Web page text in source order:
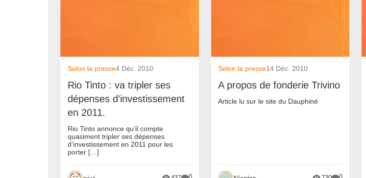
Selon la presse4 Déc. 2010
Rio Tinto : va tripler ses
dépenses d’investissement
en 2011.
Rio Tinto annonce qu’il compte
quasiment tripler ses dépenses
d’investissement en 2011 pour les
porter […]
Selon la presse14 Déc. 2010
A propos de fonderie Trivino
Article lu sur le site du Dauphiné